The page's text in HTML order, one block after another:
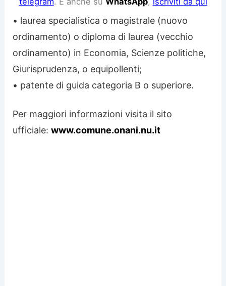
• laurea specialistica o magistrale (nuovo
ordinamento) o diploma di laurea (vecchio
ordinamento) in Economia, Scienze politiche,
Giurisprudenza, o equipollenti;
• patente di guida categoria B o superiore.
Per maggiori informazioni visita il sito
ufficiale:www.comune.onani.nu.it